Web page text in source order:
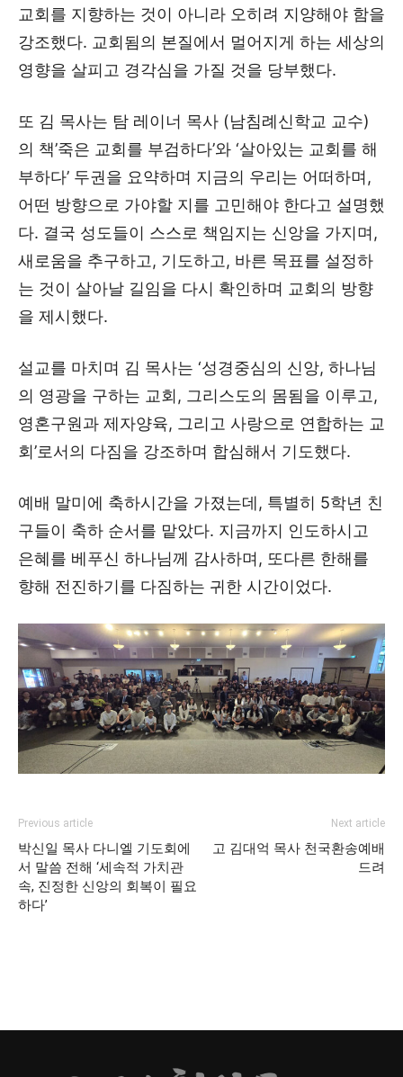
교회를 지향하는 것이 아니라 오히려 지양해야 함을
강조했다. 교회됨의 본질에서 멀어지게 하는 세상의
영향을 살피고 경각심을 가질 것을 당부했다.
또 김 목사는 탐 레이너 목사 (남침례신학교 교수)
의 책’죽은 교회를 부검하다’와 ‘살아있는 교회를 해
부하다’ 두권을 요약하며 지금의 우리는 어떠하며,
어떤 방향으로 가야할 지를 고민해야 한다고 설명했
다. 결국 성도들이 스스로 책임지는 신앙을 가지며,
새로움을 추구하고, 기도하고, 바른 목표를 설정하
는 것이 살아날 길임을 다시 확인하며 교회의 방향
을 제시했다.
설교를 마치며 김 목사는 ‘성경중심의 신앙, 하나님
의 영광을 구하는 교회, 그리스도의 몸됨을 이루고,
영혼구원과 제자양육, 그리고 사랑으로 연합하는 교
회’로서의 다짐을 강조하며 합심해서 기도했다.
예배 말미에 축하시간을 가졌는데, 특별히 5학년 친
구들이 축하 순서를 맡았다. 지금까지 인도하시고
은혜를 베푸신 하나님께 감사하며, 또다른 한해를
향해 전진하기를 다짐하는 귀한 시간이었다.
Previous article
박신일 목사 다니엘 기도회에
서 말씀 전해 ‘세속적 가치관
속, 진정한 신앙의 회복이 필요
하다’
Next article
고 김대억 목사 천국환송예배
드려